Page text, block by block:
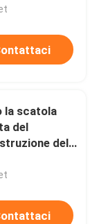
la scatola
del
del